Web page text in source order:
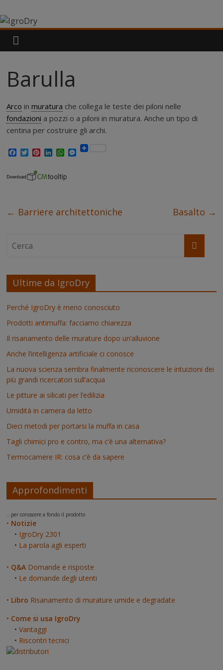
al
contenuto
IgroDry
miglior
per
muri
attualmente
in
commercio
Barulla
Arco inmuratura che collega le teste dei piloni nelle
fondazioni a pozzi o a piloni in muratura. Anche un tipo di
centina per costruire gli archi.
F
e
k
T
t
P
t
s
t
L
k
n
W
t
p
M
e
r
← Barriere architettoniche Basalto →
Ultime da IgroDry
Perché IgroDry è meno conosciuto
Prodotti antimuffa: facciamo chiarezza
Il risanamento delle murature dopo un’alluvione
Anche l’intelligenza artificiale ci conosce
La nuova scienza sembra finalmente riconoscere le intuizioni dei
più grandi ricercatori sull’acqua
Le pitture ai silicati per l’edilizia
Umidità in camera da letto
Dieci metodi per portarsi la muffa in casa
Tagli chimici pro e contro, ma c’è una alternativa?
Termocamere IR: cosa c’è da sapere
Approfondimenti
...per conoscere a fondo il prodotto
• Notizie
• IgroDry 2301
• La parola agli esperti
• Q&A Domande e risposte
• Le domande degli utenti
• Libro Risanamento di murature umide e degradate
• Come si usa IgroDry
•Vantaggi
• Riscontri tecnici